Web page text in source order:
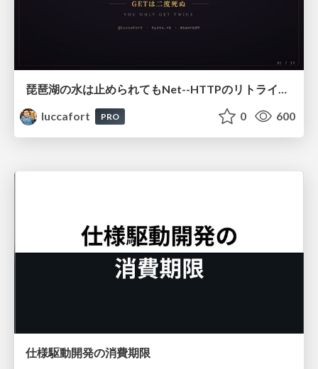
luccafort
PRO 0 600
仕様駆動開発の消費期限